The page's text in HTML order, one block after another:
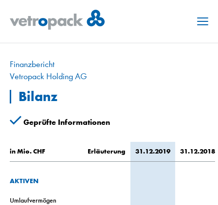
Menu
Finanzbericht
Vetropack Holding AG
Bilanz
Geprüfte Informationen
in Mio. CHF Erläuterung 31.12.2019 31.12.2018
AKTIVEN
Umlaufvermögen